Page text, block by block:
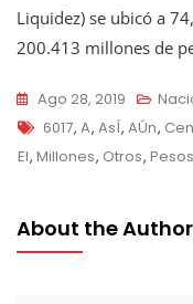
Liquidez) se ubicó a
200.413 millones de
Ago 28, 2019
Tags
6017, A, AsÍ, AÚn,
El, Millones, Otros, Pesos
About the Author